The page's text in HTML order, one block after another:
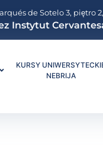
de Sotelo 3, piętro
Instytut
KURSY
NEBRIJA